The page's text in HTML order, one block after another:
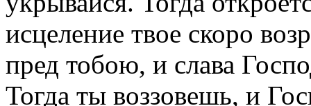
исцеление твое скоро
пред тобою, и слава
Тогда ты воззовешь, и